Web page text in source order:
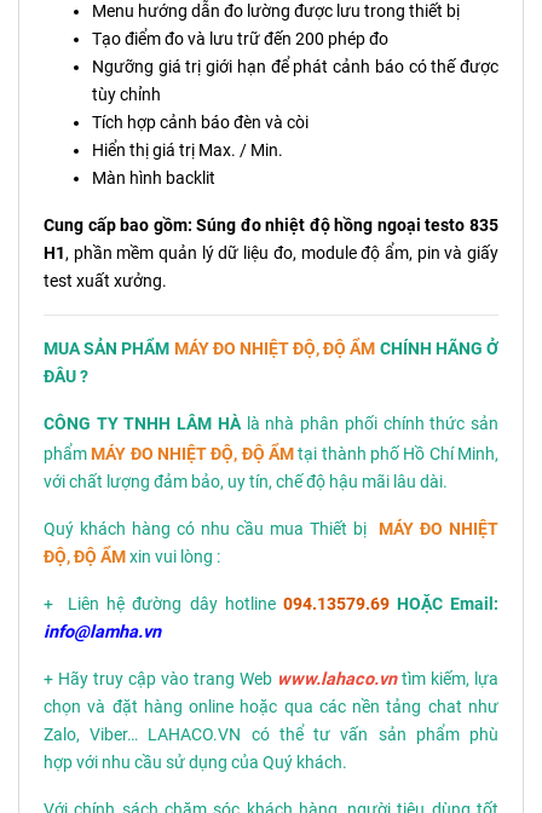
Menu hướng dẫn đo lường được lưu trong thiết bị
Tạo điểm đo và lưu trữ đến 200 phép đo
Ngưỡng giá trị giới hạn để phát cảnh báo có thế được
tùy chỉnh
Tích hợp cảnh báo đèn và còi
Hiển thị giá trị Max. / Min.
Màn hình backlit
Cung cấp bao gồm: Súng đo nhiệt độ hồng ngoại testo 835
H1, phần mềm quản lý dữ liệu đo, module độ ẩm, pin và giấy
test xuất xưởng.
MUA SẢN PHẨM MÁY ĐO NHIỆT ĐỘ, ĐỘ ẨM CHÍNH HÃNG Ở
ĐÂU ?
CÔNG TY TNHH LÂM HÀlà nhà phân phối chính thức sản
phẩmMÁY ĐO NHIỆT ĐỘ, ĐỘ ẨMtại thành phố Hồ Chí Minh,
với chất lượng đảm bảo, uy tín, chế độ hậu mãi lâu dài.
Quý khách hàng có nhu cầu mua Thiết bị MÁY ĐO NHIỆT
ĐỘ, ĐỘ ẨMxin vui lòng :
+ Liên hệ đường dây hotline 094.13579.69HOẶC Email:
info@lamha.vn
+ Hãy truy cập vào trang Web www.lahaco.vntìm kiếm, lựa
chọn và đặt hàng online hoặc qua các nền tảng chat như
Zalo, Viber… LAHACO.VN có thể tư vấn sản phẩm phù
hợp với nhu cầu sử dụng của Quý khách.